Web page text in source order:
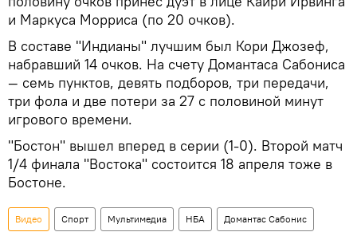
и Маркуса Морриса (по 20 очков).
В составе "Индианы" лучшим был Кори Джозеф,
набравший 14 очков. На счету Домантаса Сабониса
— семь пунктов, девять подборов, три передачи,
три фола и две потери за 27 с половиной минут
игрового времени.
"Бостон" вышел вперед в серии (1-0). Второй матч
1/4 финала "Востока" состоится 18 апреля тоже в
Бостоне.
Видео Спорт Мультимедиа НБА Домантас Сабонис